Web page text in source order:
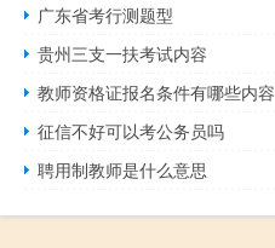
广东省考行测题型
贵州三支一扶考试内容
教师资格证报名条件有哪些内容
征信不好可以考公务员吗
聘用制教师是什么意思